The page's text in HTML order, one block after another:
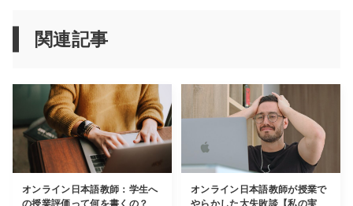
関連記事
オンライン日本語教師：学生へ
オンライン日本語教師が授業で